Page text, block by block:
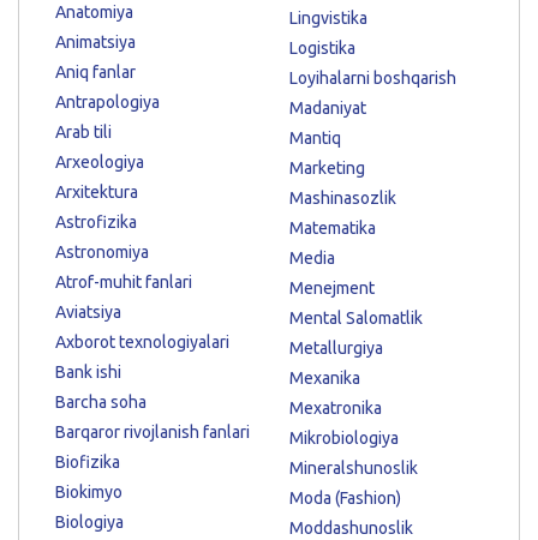
Anatomiya
Animatsiya
Aniq fanlar
Antrapologiya
Arab tili
Arxeologiya
Arxitektura
Astrofizika
Astronomiya
Atrof-muhit fanlari
Aviatsiya
Axborot texnologiyalari
Bank ishi
Barcha soha
Barqaror rivojlanish fanlari
Biofizika
Biokimyo
Biologiya
Lingvistika
Logistika
Loyihalarni boshqarish
Madaniyat
Mantiq
Marketing
Mashinasozlik
Matematika
Media
Menejment
Mental Salomatlik
Metallurgiya
Mexanika
Mexatronika
Mikrobiologiya
Mineralshunoslik
Moda (Fashion)
Moddashunoslik